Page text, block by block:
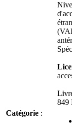
849
Catégorie :